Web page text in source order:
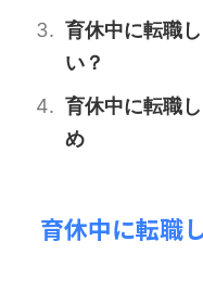
育休中に転職
い？
育休中に転職
め
育休中に転職